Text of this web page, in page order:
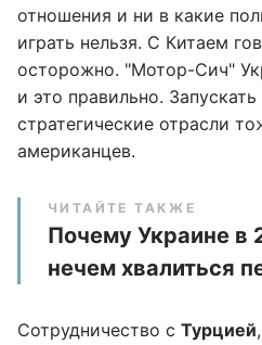
отношения и ни в какие
играть нельзя. С Китаем
осторожно. "Мотор-Сич"
и это правильно.
стратегические отрасли
американцев.
ЧИТАЙТЕ ТАКЖЕ
Почему Украине в
нечем хвалиться
Сотрудничество с Турцией